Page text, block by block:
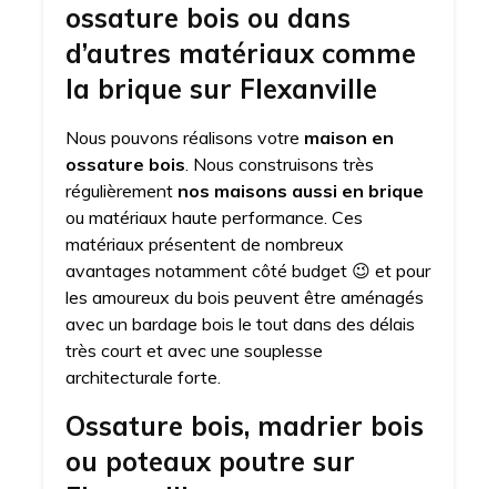
ossature bois ou dans
d’autres matériaux comme
la brique sur Flexanville
Nous pouvons réalisons votre maison en
ossature bois. Nous construisons très
régulièrement nos maisons aussi en brique
ou matériaux haute performance. Ces
matériaux présentent de nombreux
avantages notamment côté budget 😉 et pour
les amoureux du bois peuvent être aménagés
avec un bardage bois le tout dans des délais
très court et avec une souplesse
architecturale forte.
Ossature bois, madrier bois
ou poteaux poutre sur